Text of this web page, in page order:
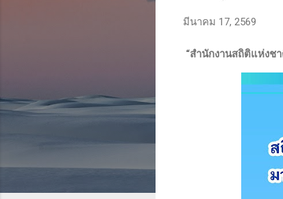
มีนาคม 17, 2569
“สำนักงานสถิติแห่งช